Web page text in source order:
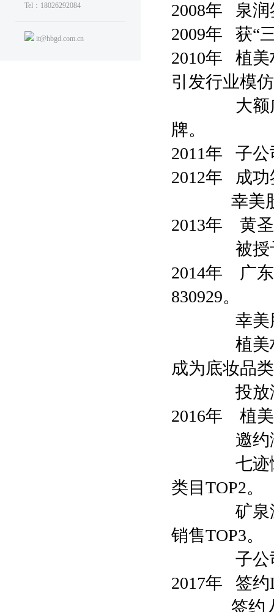
Tel：18026292084
it@hbgd.com.cn
2008年 泉润
2009年 获“
2010年 植美
引发行业模
大额广告
牌。
2011年 子公
2012年 成功
幸美股份
2013年 黄圣
被授予“
2014年 广东
830929。
幸美股份
植美村提
成为底妆品
投放浙江
2016年 植美
邀约演艺
七迹懒人
类目TOP2。
矿泉温和
销售TOP3。
子公司广
2017年 签约
签约人气